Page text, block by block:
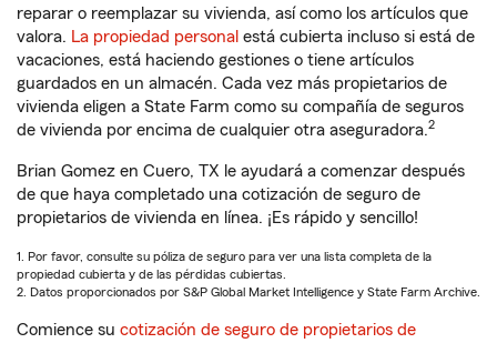
reparar o reemplazar su vivienda, así como los artículos que
valora. La propiedad personal está cubierta incluso si está de
vacaciones, está haciendo gestiones o tiene artículos
guardados en un almacén. Cada vez más propietarios de
vivienda eligen a State Farm como su compañía de seguros
de vivienda por encima de cualquier otra aseguradora.2
Brian Gomez en Cuero, TX le ayudará a comenzar después
de que haya completado una cotización de seguro de
propietarios de vivienda en línea. ¡Es rápido y sencillo!
1. Por favor, consulte su póliza de seguro para ver una lista completa de la
propiedad cubierta y de las pérdidas cubiertas.
2. Datos proporcionados por S&P Global Market Intelligence y State Farm Archive.
Comience su cotización de seguro de propietarios de